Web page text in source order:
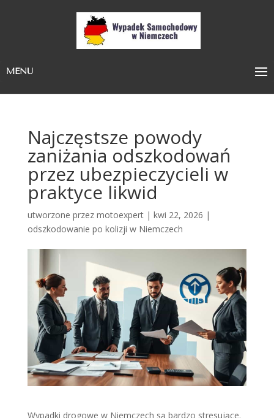
MENU
Najczęstsze powody
zaniżania odszkodowań
przez ubezpieczycieli w
praktyce likwid
utworzone przez motoexpert| kwi 22, 2026 |
odszkodowanie po kolizji w Niemczech
Wypadki drogowe w Niemczech są bardzo stresujące.